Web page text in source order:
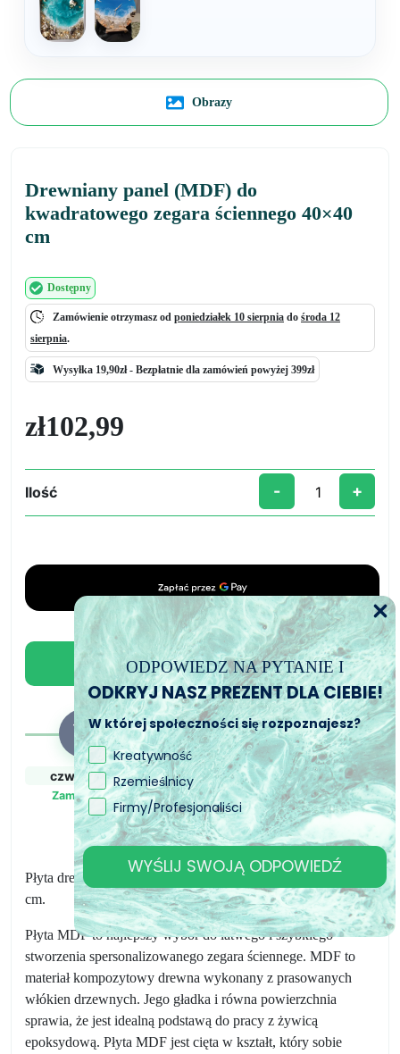
Obrazy
Drewniany panel (MDF) do
kwadratowego zegara ściennego 40×40
cm
Dostępny
Zamówienie otrzymasz od poniedziałek 10 sierpnia do środa 12
sierpnia.
Wysyłka 19,90zł - Bezpłatnie dla zamówień powyżej 399zł
zł102,99
Ilość
ilość
(MDF)
kwadratowego
ściennego
- +
Dodaj do koszyka
czw., 6. sie
Zamówiony
pt., 7. sie - pon., 10.
sie
Zamówienie wysłane
pon., 10. sie - śr.,
12. sie
Przewidywany czas
dostawy
Płyta drewniana (MDF) na kwadratowy zegar ścienne 40x40
cm.
Płyta MDF to najlepszy wybór do łatwego i szybkiego
stworzenia spersonalizowanego zegara ściennege. MDF to
materiał kompozytowy drewna wykonany z prasowanych
włókien drzewnych. Jego gładka i równa powierzchnia
sprawia, że jest idealną podstawą do pracy z żywicą
epoksydową. Płyta MDF jest cięta w kształt, który sobie
ODPOWIEDZ NA PYTANIE I
ODKRYJ NASZ PREZENT DLA CIEBIE!
W której społeczności się rozpoznajesz?
Kreatywność
Rzemieślnicy
Firmy/Profesjonaliści
WYŚLIJ SWOJĄ ODPOWIEDŹ